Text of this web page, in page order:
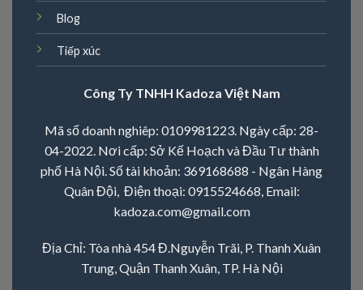
Blog
Tiếp xúc
Công Ty TNHH Kadoza Việt Nam
Mã số doanh nghiêp: 0109981223. Ngày cấp: 28-
04-2022. Nơi cấp: Sở Kế Hoạch và Đầu Tư thành
phố Hà Nội. Số tài khoản: 369168688 - Ngân Hàng
Quân Đội, Điện thoại: 0915524668 , Email:
kadoza.com@gmail.com
Địa Chỉ: Tòa nhà 454 Đ.Nguyễn Trãi, P. Thanh Xuân
Trung, Quận Thanh Xuân, TP. Hà Nội